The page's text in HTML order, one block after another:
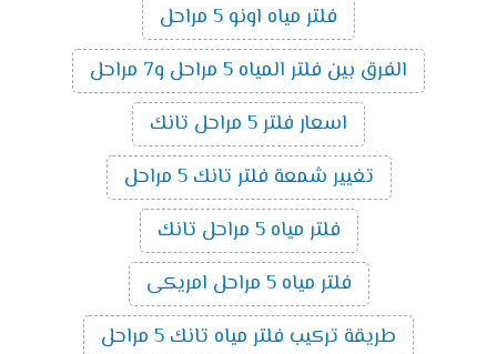
فلتر مياه اونو 5 مراحل
الفرق بين فلتر المياه 5 مراحل و7 مراحل
اسعار فلتر 5 مراحل تانك
تغيير شمعة فلتر تانك 5 مراحل
فلتر مياه 5 مراحل تانك
فلتر مياه 5 مراحل امريكى
طريقة تركيب فلتر مياه تانك 5 مراحل